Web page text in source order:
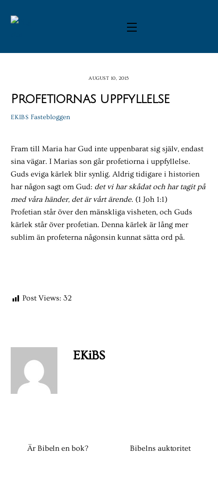
Menu
AUGUST 10, 2015
Profetiornas uppfyllelse
EKIBS Fastebloggen
Fram till Maria har Gud inte uppenbarat sig själv, endast
sina vägar. I Marias son går profetiorna i uppfyllelse.
Guds eviga kärlek blir synlig. Aldrig tidigare i historien
har någon sagt om Gud: detvi har skådat och har tagit på
med våra händer, det är vårt ärende. (1 Joh 1:1)
Profetian står över den mänskliga visheten, och Guds
kärlek står över profetian. Denna kärlek är lång mer
sublim än profeterna någonsin kunnat sätta ord på.
Post Views: 32
EKiBS
Är Bibeln en bok? Bibelns auktoritet